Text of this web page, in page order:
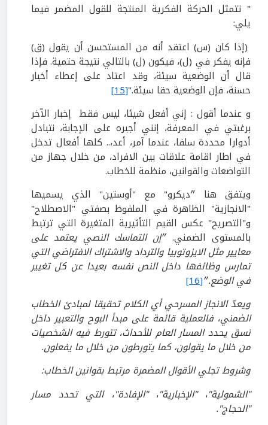
" تتمثل الحركة الفكرية المنتجة للقول المضمر فيما
يلي:
(إذا كان (س) اعتقد أنه من المستحسن أن يقول (ق)
فإنه يفكر في (ل)، فيكون (ل) بالتالي نتيجة حتمية. فإذا
قال أن الوضعية سيئة، وقد اعتاد على إعطاء أخبار
حسنة، فإن الوضعية حقا سيئة."[15]
و عندما أقول : إني أفعل شيئا، ليس فقط إخبار الآخر
برغبتي في المعرفة، إنني أجبره على الإجابة، نتبادل
أدوارا محددة سلفا، عندما آمر، أعد،.. كلها أفعال تدخل
في اطار اقامة علاقات بين الافراد، من خلال جهاز من
التواضعات والقوانين، منظمة للخطاب.
ويتفق هنا ״ديكرو" مع "أوستين" الذي يسميها
"الانجازية" الظاهرة في الملفوظ بصفتي "الاصطلاح"
و"التصريح" عكس القيم التأثيرية المتغيرة التي ترتبط
بالمستوى الضمني. ״إن التماسك النصي يعتمد على
معايير مثل الايزوتوبيا والترداد والاشتراك الافتراضي التي
تمارس وظائفها داخل النص نفسه بعيدا عن كل تغيير
في الوضع.״[16]
ويعدّ الانجاز المسرحي أي الكلام تحقيقا لمبادئ الخطاب
الضمني، فالعملية قائمة على مبدأ البوح والتعبير داخل
نسق يحدد المسار العام للأحداث،تتورط فيه الشخصيات
من خلال ما يقولون، كما يتورطون من خلال ما يفعلون.
وشروط تجلي الأقوال المضمرة مرتبط بقوانين الخطاب:
"الشمولية"، "الإخبارية"، "الإفادة"، التي تحدد مسار
"الحجاج".